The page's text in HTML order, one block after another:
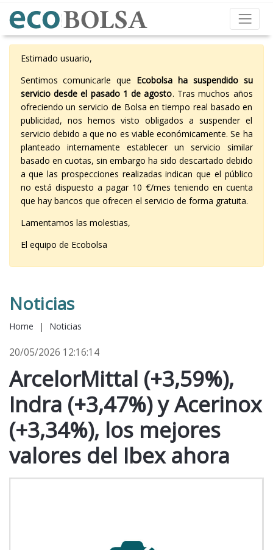
Estimado usuario,
Sentimos comunicarle que Ecobolsa ha suspendido su
servicio desde el pasado 1 de agosto. Tras muchos años
ofreciendo un servicio de Bolsa en tiempo real basado en
publicidad, nos hemos visto obligados a suspender el
servicio debido a que no es viable económicamente. Se ha
planteado internamente establecer un servicio similar
basado en cuotas, sin embargo ha sido descartado debido
a que las prospecciones realizadas indican que el público
no está dispuesto a pagar 10 €/mes teniendo en cuenta
que hay bancos que ofrecen el servicio de forma gratuita.
Lamentamos las molestias,
El equipo de Ecobolsa
Noticias
Home | Noticias
20/05/2026 12:16:14
ArcelorMittal (+3,59%),
Indra (+3,47%) y Acerinox
(+3,34%), los mejores
valores del Ibex ahora